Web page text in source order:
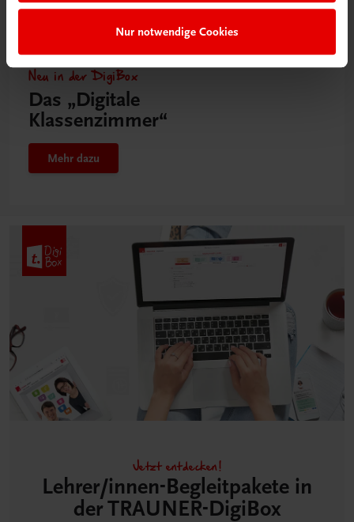
Nur notwendige Cookies
Neu in der DigiBox
Das „Digitale
Klassenzimmer“
Mehr dazu
Jetzt entdecken!
Lehrer/innen-Begleitpakete in
der TRAUNER-DigiBox